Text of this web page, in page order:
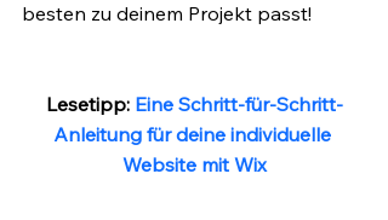
besten zu deinem Projekt passt!
Lesetipp: Eine Schritt-für-Schritt-
Anleitung für deine individuelle
Website mit Wix